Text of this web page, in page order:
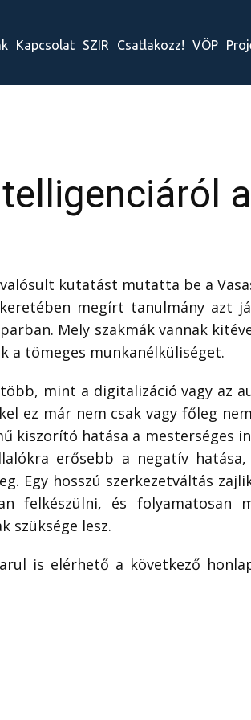
Kapcsolat SZIR Csatlakozz! VÖP
kutatást mutatta be a
megírt tanulmány azt
Mely szakmák vannak
a tömeges munkanélküliséget.
mint a digitalizáció vagy az
ez már nem csak vagy főleg
kiszorító hatása a mesterséges
erősebb a negatív
Egy hosszú szerkezetváltás
felkészülni, és
szüksége lesz.
is elérhető a következő